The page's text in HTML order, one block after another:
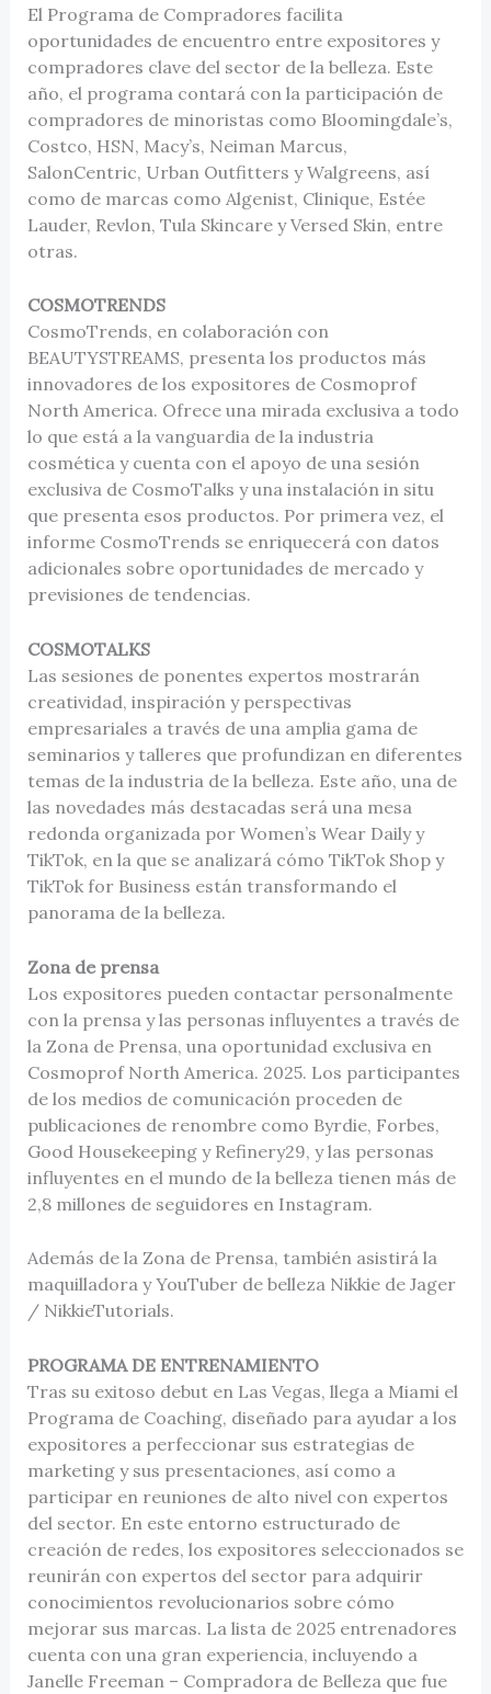
El Programa de Compradores facilita
oportunidades de encuentro entre expositores y
compradores clave del sector de la belleza. Este
año, el programa contará con la participación de
compradores de minoristas como Bloomingdale’s,
Costco, HSN, Macy’s, Neiman Marcus,
SalonCentric, Urban Outfitters y Walgreens, así
como de marcas como Algenist, Clinique, Estée
Lauder, Revlon, Tula Skincare y Versed Skin, entre
otras.
COSMOTRENDS
CosmoTrends, en colaboración con
BEAUTYSTREAMS, presenta los productos más
innovadores de los expositores de Cosmoprof
North America. Ofrece una mirada exclusiva a todo
lo que está a la vanguardia de la industria
cosmética y cuenta con el apoyo de una sesión
exclusiva de CosmoTalks y una instalación in situ
que presenta esos productos. Por primera vez, el
informe CosmoTrends se enriquecerá con datos
adicionales sobre oportunidades de mercado y
previsiones de tendencias.
COSMOTALKS
Las sesiones de ponentes expertos mostrarán
creatividad, inspiración y perspectivas
empresariales a través de una amplia gama de
seminarios y talleres que profundizan en diferentes
temas de la industria de la belleza. Este año, una de
las novedades más destacadas será una mesa
redonda organizada por Women’s Wear Daily y
TikTok, en la que se analizará cómo TikTok Shop y
TikTok for Business están transformando el
panorama de la belleza.
Zona de prensa
Los expositores pueden contactar personalmente
con la prensa y las personas influyentes a través de
la Zona de Prensa, una oportunidad exclusiva en
Cosmoprof North America. 2025. Los participantes
de los medios de comunicación proceden de
publicaciones de renombre como Byrdie, Forbes,
Good Housekeeping y Refinery29, y las personas
influyentes en el mundo de la belleza tienen más de
2,8 millones de seguidores en Instagram.
Además de la Zona de Prensa, también asistirá la
maquilladora y YouTuber de belleza Nikkie de Jager
/ NikkieTutorials.
PROGRAMA DE ENTRENAMIENTO
Tras su exitoso debut en Las Vegas, llega a Miami el
Programa de Coaching, diseñado para ayudar a los
expositores a perfeccionar sus estrategias de
marketing y sus presentaciones, así como a
participar en reuniones de alto nivel con expertos
del sector. En este entorno estructurado de
creación de redes, los expositores seleccionados se
reunirán con expertos del sector para adquirir
conocimientos revolucionarios sobre cómo
mejorar sus marcas. La lista de 2025 entrenadores
cuenta con una gran experiencia, incluyendo a
Janelle Freeman – Compradora de Belleza que fue